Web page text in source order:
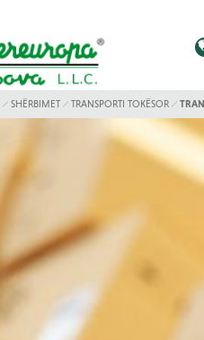
SHËRBIMET TRANSPORTI TOKËSOR